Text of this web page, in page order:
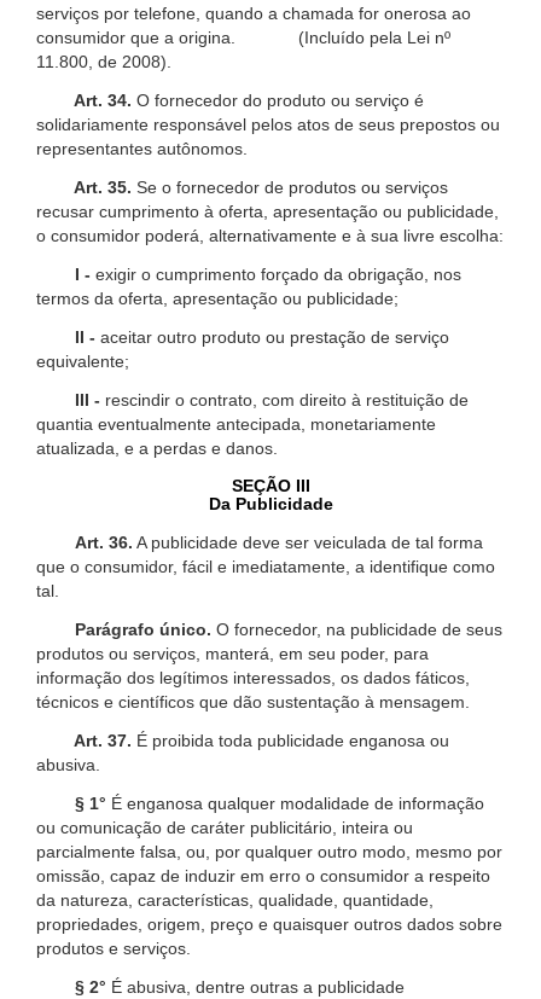
serviços por telefone, quando a chamada for onerosa ao
consumidor que a origina. (Incluído pela Lei nº
11.800, de 2008).
Art. 34. O fornecedor do produto ou serviço é
solidariamente responsável pelos atos de seus prepostos ou
representantes autônomos.
Art. 35. Se o fornecedor de produtos ou serviços
recusar cumprimento à oferta, apresentação ou publicidade,
o consumidor poderá, alternativamente e à sua livre escolha:
I - exigir o cumprimento forçado da obrigação, nos
termos da oferta, apresentação ou publicidade;
II - aceitar outro produto ou prestação de serviço
equivalente;
III - rescindir o contrato, com direito à restituição de
quantia eventualmente antecipada, monetariamente
atualizada, e a perdas e danos.
SEÇÃO III
Da Publicidade
Art. 36. A publicidade deve ser veiculada de tal forma
que o consumidor, fácil e imediatamente, a identifique como
tal.
Parágrafo único. O fornecedor, na publicidade de seus
produtos ou serviços, manterá, em seu poder, para
informação dos legítimos interessados, os dados fáticos,
técnicos e científicos que dão sustentação à mensagem.
Art. 37. É proibida toda publicidade enganosa ou
abusiva.
§ 1° É enganosa qualquer modalidade de informação
ou comunicação de caráter publicitário, inteira ou
parcialmente falsa, ou, por qualquer outro modo, mesmo por
omissão, capaz de induzir em erro o consumidor a respeito
da natureza, características, qualidade, quantidade,
propriedades, origem, preço e quaisquer outros dados sobre
produtos e serviços.
§ 2° É abusiva, dentre outras a publicidade